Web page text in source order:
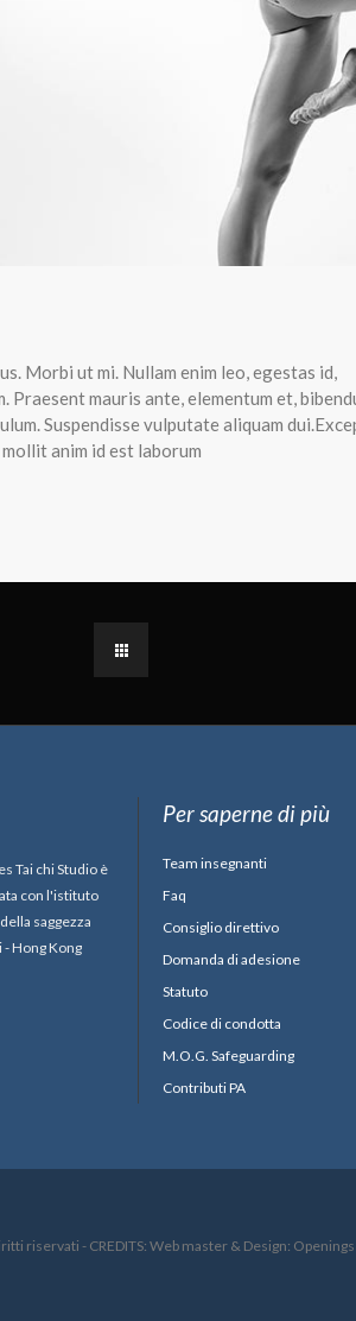
Morbi ut mi. Nullam enim leo, egestas id,
Praesent mauris ante, elementum et,
Suspendisse vulputate aliquam
anim id est laborum
Tai chi Studio è
con l'istituto
saggezza
- Hong Kong
Per saperne di più
Team insegnanti
Faq
Consiglio direttivo
Domanda di adesione
Statuto
Codice di condotta
M.O.G. Safeguarding
Contributi PA
riservati - CREDITS: Web master & Design: